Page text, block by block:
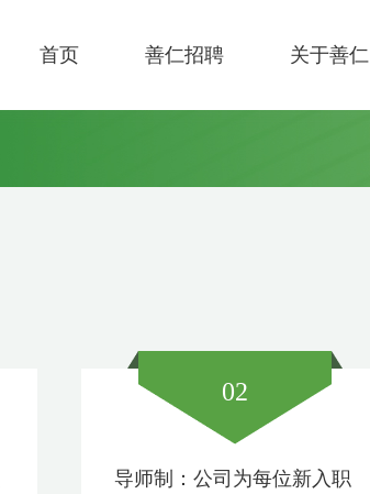
首页 善仁招聘 关于善仁
02
导师制：公司为每位新入职